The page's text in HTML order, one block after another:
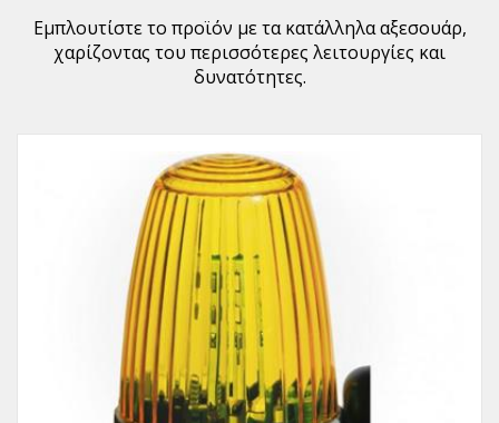
Εμπλουτίστε το προϊόν με τα κατάλληλα αξεσουάρ,
χαρίζοντας του περισσότερες λειτουργίες και
δυνατότητες.